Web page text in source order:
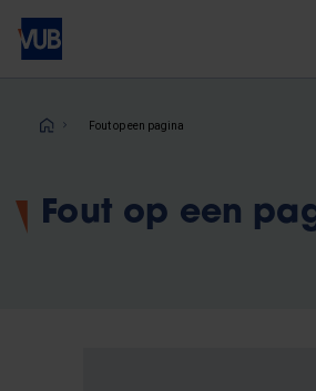
Overslaan
naar
inhoudKruimelpad
Fout op een pagina
Fout op een